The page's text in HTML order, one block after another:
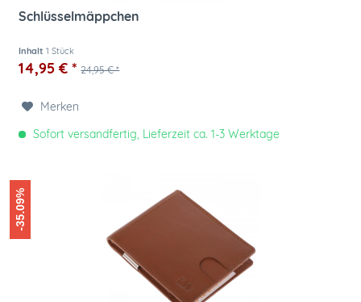
Schlüsselmäppchen
Inhalt1 Stück
14,95 € * 24,95 € *
Merken
Sofort versandfertig, Lieferzeit ca. 1-3 Werktage
-35.09%